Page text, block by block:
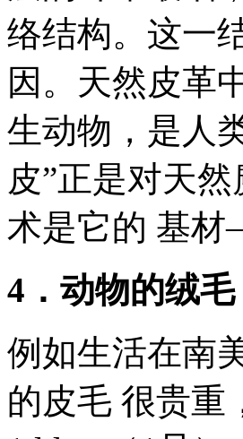
络结构。这一
因。天然皮革
生动物，是人
皮”正是对天
术是它的 基
4．动物的绒毛
例如生活在南
的皮毛 很贵重